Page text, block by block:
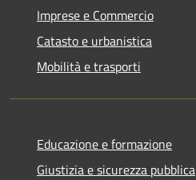
Imprese e Commercio
Catasto e urbanistica
Mobilità e trasporti
Educazione e formazione
Giustizia e sicurezza pubblica